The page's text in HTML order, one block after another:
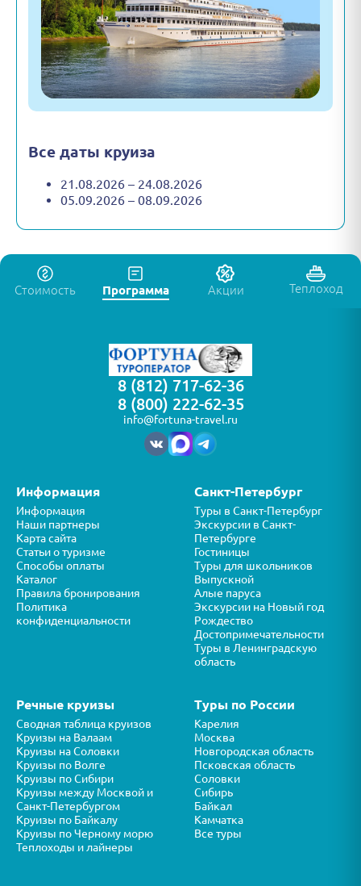
Все даты круиза
21.08.2026 – 24.08.2026
05.09.2026 – 08.09.2026
Стоимость Программа Акции Теплоход
8 (812) 717-62-36
8 (800) 222-62-35
info@fortuna-travel.ru
Информация
Информация
Наши партнеры
Карта сайта
Статьи о туризме
Способы оплаты
Каталог
Правила бронирования
Политика
конфиденциальности
Санкт-Петербург
Туры в Санкт-Петербург
Экскурсии в Санкт-
Петербурге
Гостиницы
Туры для школьников
Выпускной
Алые паруса
Экскурсии на Новый год
Рождество
Достопримечательности
Туры в Ленинградскую
область
Речные круизы
Сводная таблица круизов
Круизы на Валаам
Круизы на Соловки
Круизы по Волге
Круизы по Сибири
Круизы между Москвой и
Санкт-Петербургом
Круизы по Байкалу
Круизы по Черному морю
Теплоходы и лайнеры
Туры по России
Карелия
Москва
Новгородская область
Псковская область
Соловки
Сибирь
Байкал
Камчатка
Все туры